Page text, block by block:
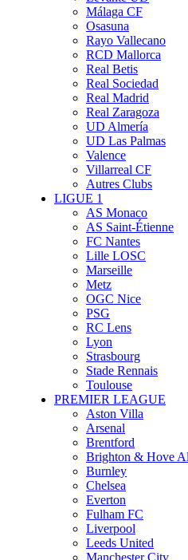
Málaga CF
Osasuna
Rayo Vallecano
RCD Mallorca
Real Betis
Real Sociedad
Real Madrid
Real Zaragoza
UD Almería
UD Las Palmas
Valence
Villarreal CF
Autres Clubs
LIGUE 1
AS Monaco
AS Saint-Étienne
FC Nantes
Lille LOSC
Marseille
Metz
OGC Nice
PSG
RC Lens
Lyon
Strasbourg
Stade Rennais
Toulouse
PREMIER LEAGUE
Aston Villa
Arsenal
Brentford
Brighton & Hove
Burnley
Chelsea
Everton
Fulham FC
Liverpool
Leeds United
Manchester City